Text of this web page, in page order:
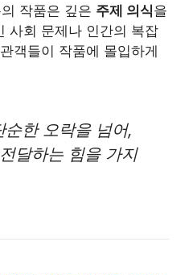
작품은 깊은 주제 의식을
사회 문제나 인간의 복잡
객들이 작품에 몰입하게
순한 오락을 넘어,
달하는 힘을 가지